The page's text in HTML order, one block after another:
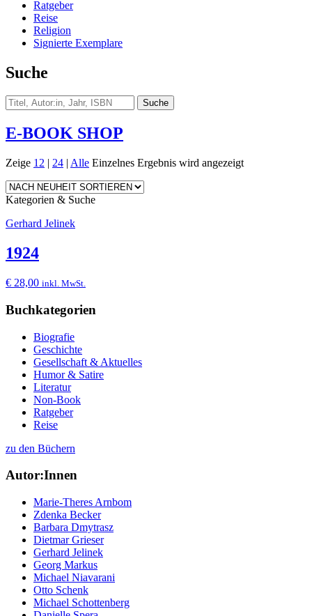
Ratgeber
Reise
Religion
Signierte Exemplare
Suche
E-BOOK SHOP
Zeige 12 | 24 | Alle Einzelnes Ergebnis wird angezeigt
Kategorien & Suche
Gerhard Jelinek
1924
€ 28,00 inkl. MwSt.
Buchkategorien
Biografie
Geschichte
Gesellschaft & Aktuelles
Humor & Satire
Literatur
Non-Book
Ratgeber
Reise
zu den Büchern
Autor:Innen
Marie-Theres Arnbom
Zdenka Becker
Barbara Dmytrasz
Dietmar Grieser
Gerhard Jelinek
Georg Markus
Michael Niavarani
Otto Schenk
Michael Schottenberg